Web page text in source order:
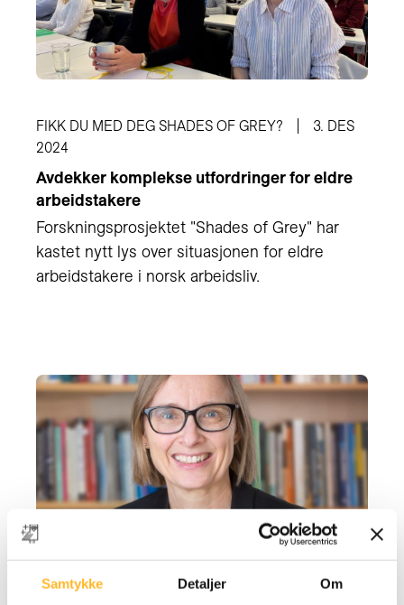
Samtykke Detaljer Om
FIKK DU MED DEG SHADES OF GREY?
3. DES
2024
Avdekker komplekse utfordringer for eldre
arbeidstakere
Forskningsprosjektet "Shades of Grey" har
kastet nytt lys over situasjonen for eldre
arbeidstakere i norsk arbeidsliv.
NYTT FOU-PROSJEKT 1. MAR 2021
Under lupen: Overgangen mellom arbeid og